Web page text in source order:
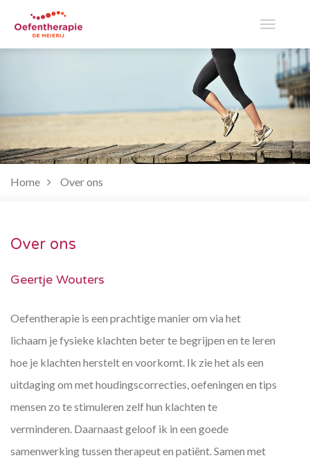
Home Over ons
Over ons
Geertje Wouters
Oefentherapie is een prachtige manier om via het
lichaam je fysieke klachten beter te begrijpen en te leren
hoe je klachten herstelt en voorkomt. Ik zie het als een
uitdaging om met houdingscorrecties, oefeningen en tips
mensen zo te stimuleren zelf hun klachten te
verminderen. Daarnaast geloof ik in een goede
samenwerking tussen therapeut en patiënt. Samen met